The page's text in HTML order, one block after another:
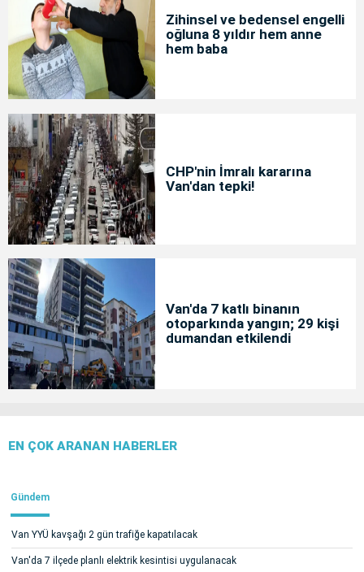
Zihinsel ve bedensel engelli
oğluna 8 yıldır hem anne
hem baba
CHP'nin İmralı kararına
Van'dan tepki!
Van'da 7 katlı binanın
otoparkında yangın; 29 kişi
dumandan etkilendi
EN ÇOK ARANAN HABERLER
Gündem
Van YYÜ kavşağı 2 gün trafiğe kapatılacak
Van'da 7 ilçede planlı elektrik kesintisi uygulanacak